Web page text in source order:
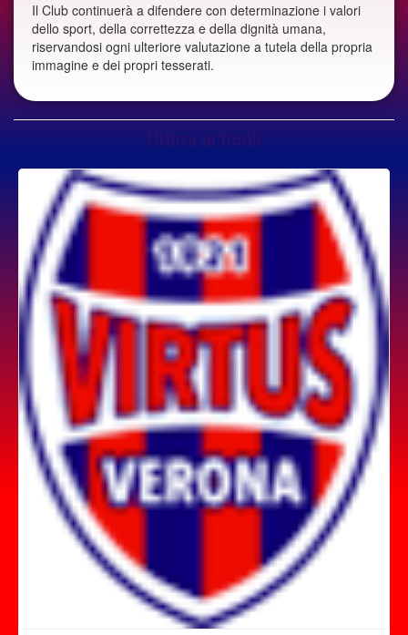
Il Club continuerà a difendere con determinazione i valori
dello sport, della correttezza e della dignità umana,
riservandosi ogni ulteriore valutazione a tutela della propria
immagine e dei propri tesserati.
Ultimi articoli